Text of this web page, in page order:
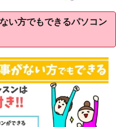
い方でもできるパソコン